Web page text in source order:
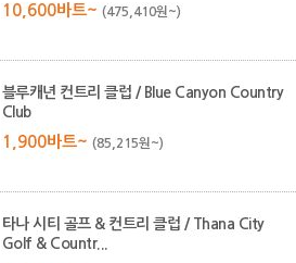
10,600바트~ (475,410원~)
블루캐년 컨트리 클럽 / Blue Canyon Country
Club
1,900바트~ (85,215원~)
타나 시티 골프 & 컨트리 클럽 / Thana City
Golf & Countr...